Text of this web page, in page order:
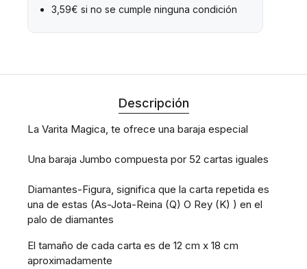
3,59€ si no se cumple ninguna condición
Descripción
La Varita Magica, te ofrece una baraja especial
Una baraja Jumbo compuesta por 52 cartas iguales
Diamantes-Figura, significa que la carta repetida es
una de estas (As-Jota-Reina (Q) O Rey (K) ) en el
palo de diamantes
El tamaño de cada carta es de 12 cm x 18 cm
aproximadamente